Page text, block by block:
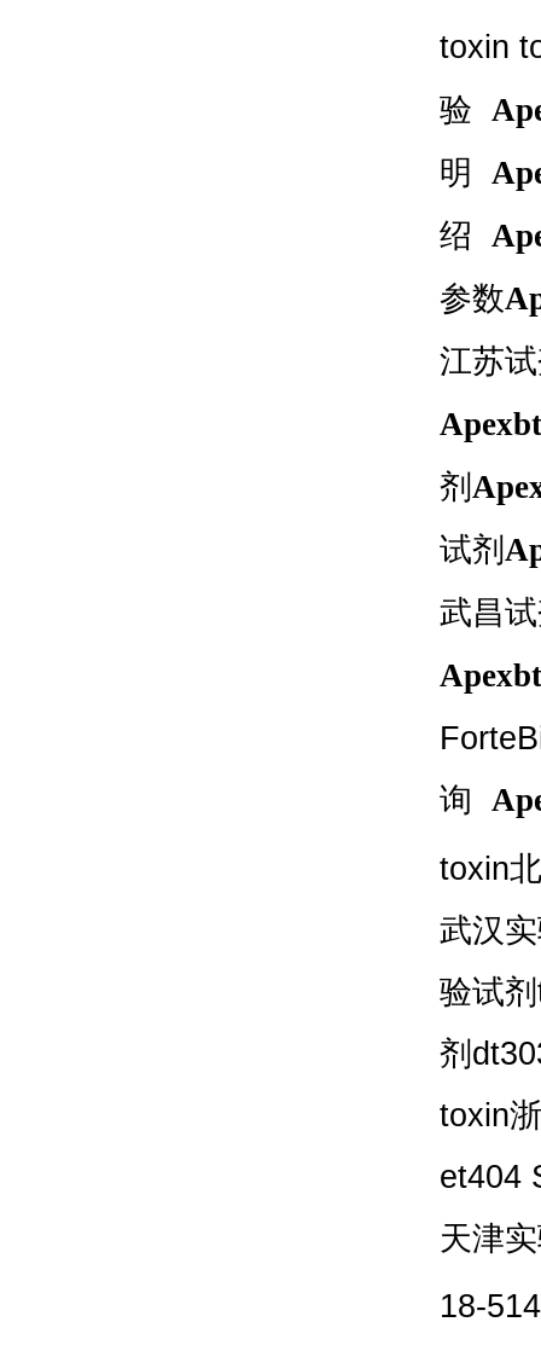
toxin
验
明
绍
参数
江苏
Apexbt
剂
试剂
武昌
询
toxin
武汉
验试剂
剂
toxin
et404
天津
18-